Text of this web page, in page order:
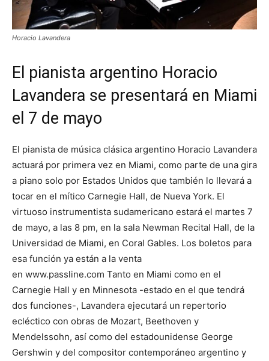
Horacio Lavandera
El pianista argentino Horacio
Lavandera se presentará en Miami
el 7 de mayo
El pianista de música clásica argentino Horacio Lavandera
actuará por primera vez en Miami, como parte de una gira
a piano solo por Estados Unidos que también lo llevará a
tocar en el mítico Carnegie Hall, de Nueva York. El
virtuoso instrumentista sudamericano estará el martes 7
de mayo, a las 8 pm, en la sala Newman Recital Hall, de la
Universidad de Miami, en Coral Gables. Los boletos para
esa función ya están a la venta
en www.passline.com Tanto en Miami como en el
Carnegie Hall y en Minnesota -estado en el que tendrá
dos funciones-, Lavandera ejecutará un repertorio
ecléctico con obras de Mozart, Beethoven y
Mendelssohn, así como del estadounidense George
Gershwin y del compositor contemporáneo argentino y